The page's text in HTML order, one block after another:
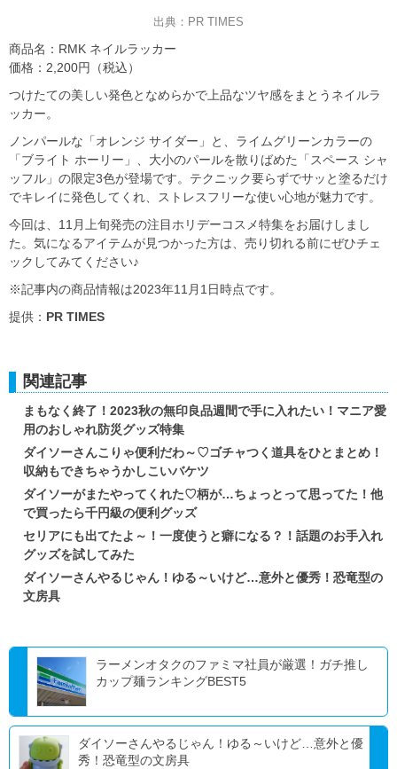
出典：PR TIMES
商品名：RMK ネイルラッカー
価格：2,200円（税込）
つけたての美しい発色となめらかで上品なツヤ感をまとうネイルラ
ッカー。
ノンパールな「オレンジ サイダー」と、ライムグリーンカラーの
「ブライト ホーリー」、大小のパールを散りばめた「スペース シャ
ッフル」の限定3色が登場です。テクニック要らずでサッと塗るだけ
でキレイに発色してくれ、ストレスフリーな使い心地が魅力です。
今回は、11月上旬発売の注目ホリデーコスメ特集をお届けしまし
た。気になるアイテムが見つかった方は、売り切れる前にぜひチェ
ックしてみてください♪
※記事内の商品情報は2023年11月1日時点です。
提供： PR TIMES
関連記事
まもなく終了！2023秋の無印良品週間で手に入れたい！マニア愛
用のおしゃれ防災グッズ特集
ダイソーさんこりゃ便利だわ～♡ゴチャつく道具をひとまとめ！
収納もできちゃうかしこいバケツ
ダイソーがまたやってくれた♡柄が…ちょっとって思ってた！他
で買ったら千円級の便利グッズ
セリアにも出てたよ～！一度使うと癖になる？！話題のお手入れ
グッズを試してみた
ダイソーさんやるじゃん！ゆる～いけど…意外と優秀！恐竜型の
文房具
ラーメンオタクのファミマ社員が厳選！ガチ推し
カップ麺ランキングBEST5
ダイソーさんやるじゃん！ゆる～いけど…意外と優
秀！恐竜型の文房具